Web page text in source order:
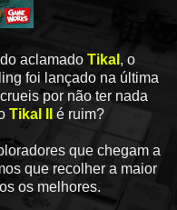
aclamado Tikal , o
foi lançado na última
por não ter nada
Tikal II é ruim?
que chegam a
que recolher a maior
os melhores.